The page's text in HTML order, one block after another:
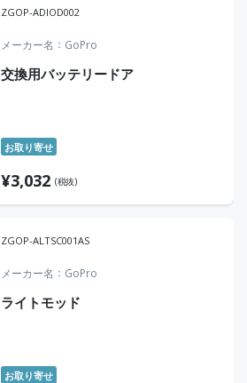
ZGOP-ADIOD002
メーカー名 GoPro
交換用バッテリードア
お取り寄せ
¥3,032 (税抜)
ZGOP-ALTSC001AS
メーカー名 GoPro
ライトモッド
お取り寄せ